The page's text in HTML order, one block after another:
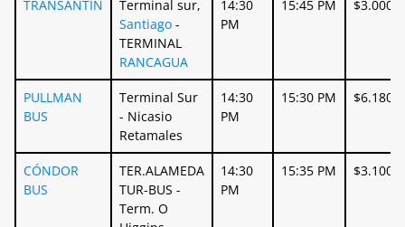
TRANSANTIN
Terminal sur,
Santiago -
TERMINAL
RANCAGUA
14:30
PM
15:45 PM $3.000
PULLMAN
BUS
Terminal Sur
- Nicasio
Retamales
14:30
PM
15:30 PM $6.180
CÓNDOR
BUS
TER.ALAMEDA
TUR-BUS -
Term. O
14:30
PM
15:35 PM $3.100